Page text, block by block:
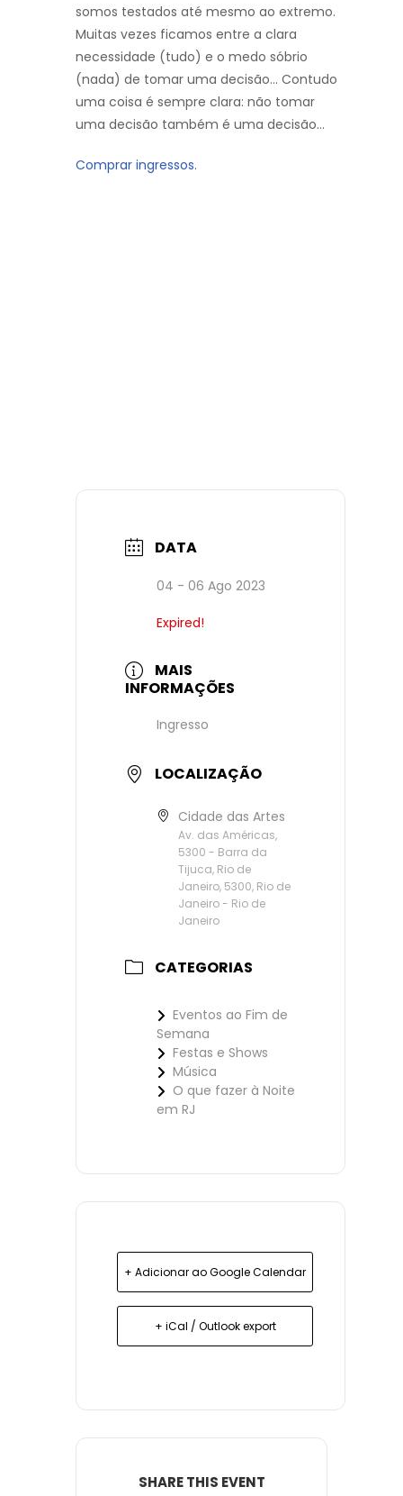
somos testados até mesmo ao extremo.
Muitas vezes ficamos entre a clara
necessidade (tudo) e o medo sóbrio
(nada) de tomar uma decisão… Contudo
uma coisa é sempre clara: não tomar
uma decisão também é uma decisão…
Comprar ingressos.
DATA
04 - 06 Ago 2023
Expired!
MAIS
INFORMAÇÕES
Ingresso
LOCALIZAÇÃO
Cidade das Artes
Av. das Américas,
5300 - Barra da
Tijuca, Rio de
Janeiro, 5300, Rio de
Janeiro - Rio de
Janeiro
CATEGORIAS
Eventos ao Fim de
Semana
Festas e Shows
Música
O que fazer à Noite
em RJ
+ Adicionar ao Google Calendar
+ iCal / Outlook export
SHARE THIS EVENT